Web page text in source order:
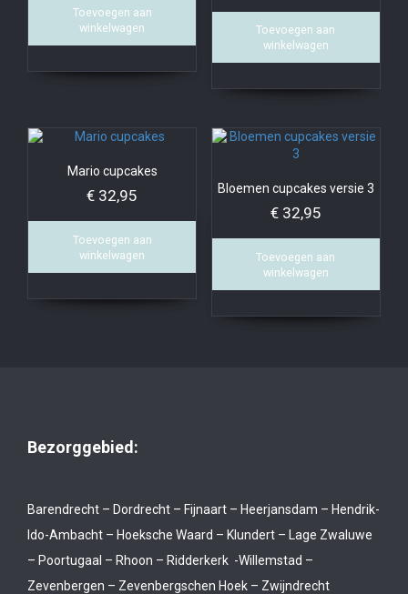
Toevoegen aan
winkelwagen
Toevoegen aan
winkelwagen
Mario cupcakes
€ 32,95
Toevoegen aan
winkelwagen
Bloemen cupcakes versie 3
€32,95
Toevoegen aan
winkelwagen
Bezorggebied:
Barendrecht – Dordrecht – Fijnaart – Heerjansdam – Hendrik-
Ido-Ambacht – Hoeksche Waard – Klundert – Lage Zwaluwe
– Poortugaal – Rhoon – Ridderkerk -Willemstad –
Zevenbergen – Zevenbergschen Hoek – Zwijndrecht